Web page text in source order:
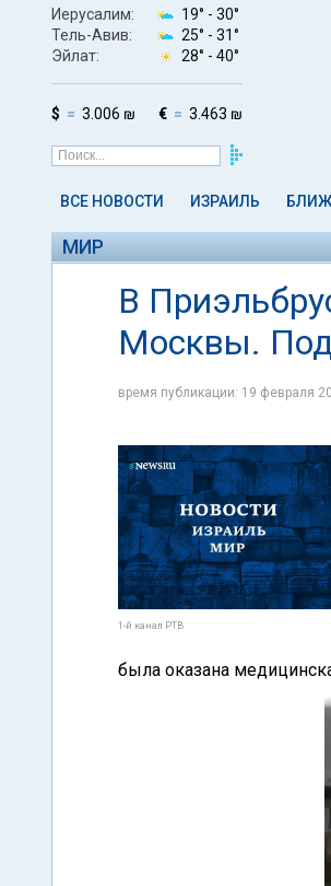
Иерусалим: 19° - 30°
Тель-Авив:
25° - 31°
Эйлат:
28° - 40°
$ 3.006 ₪ € 3.463 ₪
ВСЕ НОВОСТИ ИЗРАИЛЬ
МИР
В
Москвы.
время публикации: 19 февраля
1-й канал РТВ
была оказана